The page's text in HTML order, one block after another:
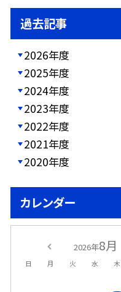
過去記事
2026年度
2025年度
2024年度
2023年度
2022年度
2021年度
2020年度
カレンダー
2026年8月
日 月 火 水 木